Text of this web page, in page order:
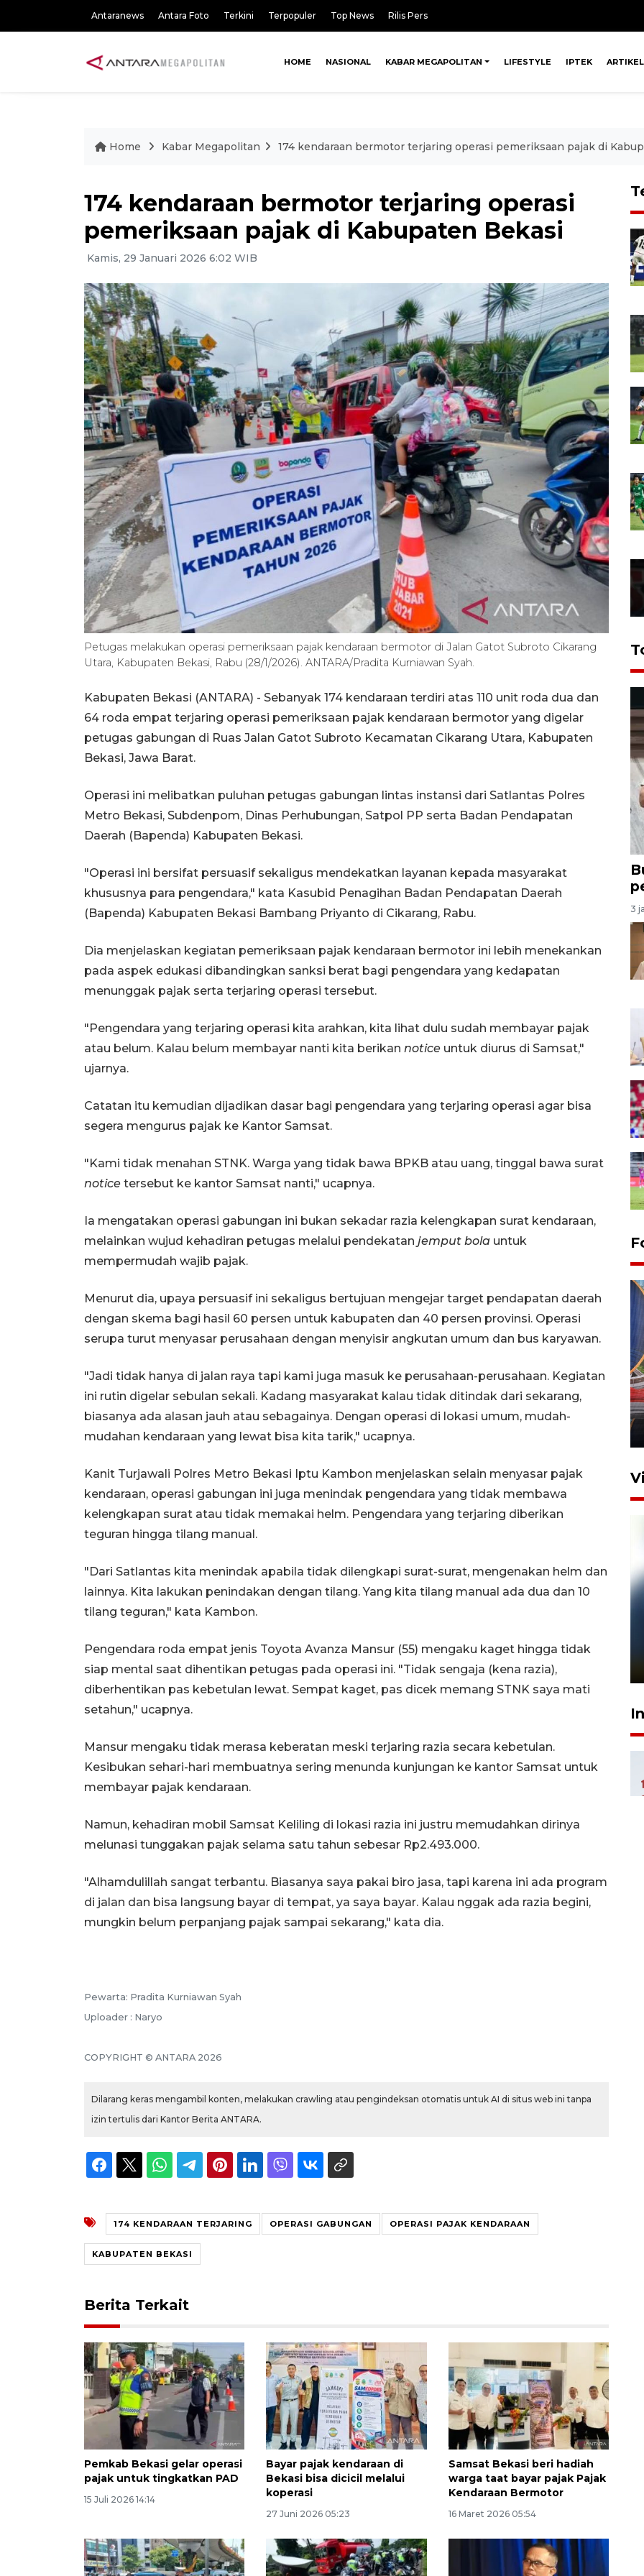
Antaranews Antara Foto Terkini Terpopuler Top News Rilis Pers
HOME NASIONAL KABAR MEGAPOLITAN LIFESTYLE IPTEK ARTIKEL
Home Kabar Megapolitan 174 kendaraan bermotor terjaring operasi pemeriksaan pajak di
174 kendaraan bermotor terjaring operasi
pemeriksaan pajak di Kabupaten Bekasi
Kamis, 29 Januari 2026 6:02 WIB
Petugas melakukan operasi pemeriksaan pajak kendaraan bermotor di Jalan Gatot Subroto Cikarang
Utara, Kabupaten Bekasi, Rabu (28/1/2026). ANTARA/Pradita Kurniawan Syah.
Kabupaten Bekasi (ANTARA) - Sebanyak 174 kendaraan terdiri atas 110 unit roda dua dan
64 roda empat terjaring operasi pemeriksaan pajak kendaraan bermotor yang digelar
petugas gabungan di Ruas Jalan Gatot Subroto Kecamatan Cikarang Utara, Kabupaten
Bekasi, Jawa Barat.
Operasi ini melibatkan puluhan petugas gabungan lintas instansi dari Satlantas Polres
Metro Bekasi, Subdenpom, Dinas Perhubungan, Satpol PP serta Badan Pendapatan
Daerah (Bapenda) Kabupaten Bekasi.
"Operasi ini bersifat persuasif sekaligus mendekatkan layanan kepada masyarakat
khususnya para pengendara," kata Kasubid Penagihan Badan Pendapatan Daerah
(Bapenda) Kabupaten Bekasi Bambang Priyanto di Cikarang, Rabu.
Dia menjelaskan kegiatan pemeriksaan pajak kendaraan bermotor ini lebih menekankan
pada aspek edukasi dibandingkan sanksi berat bagi pengendara yang kedapatan
menunggak pajak serta terjaring operasi tersebut.
"Pengendara yang terjaring operasi kita arahkan, kita lihat dulu sudah membayar pajak
atau belum. Kalau belum membayar nanti kita berikan notice untuk diurus di Samsat,"
ujarnya.
Catatan itu kemudian dijadikan dasar bagi pengendara yang terjaring operasi agar bisa
segera mengurus pajak ke Kantor Samsat.
"Kami tidak menahan STNK. Warga yang tidak bawa BPKB atau uang, tinggal bawa surat
notice tersebut ke kantor Samsat nanti," ucapnya.
Ia mengatakan operasi gabungan ini bukan sekadar razia kelengkapan surat kendaraan,
melainkan wujud kehadiran petugas melalui pendekatan jemput bola untuk
mempermudah wajib pajak.
Menurut dia, upaya persuasif ini sekaligus bertujuan mengejar target pendapatan daerah
dengan skema bagi hasil 60 persen untuk kabupaten dan 40 persen provinsi. Operasi
serupa turut menyasar perusahaan dengan menyisir angkutan umum dan bus karyawan.
"Jadi tidak hanya di jalan raya tapi kami juga masuk ke perusahaan-perusahaan. Kegiatan
ini rutin digelar sebulan sekali. Kadang masyarakat kalau tidak ditindak dari sekarang,
biasanya ada alasan jauh atau sebagainya. Dengan operasi di lokasi umum, mudah-
mudahan kendaraan yang lewat bisa kita tarik," ucapnya.
Kanit Turjawali Polres Metro Bekasi Iptu Kambon menjelaskan selain menyasar pajak
kendaraan, operasi gabungan ini juga menindak pengendara yang tidak membawa
kelengkapan surat atau tidak memakai helm. Pengendara yang terjaring diberikan
teguran hingga tilang manual.
"Dari Satlantas kita menindak apabila tidak dilengkapi surat-surat, mengenakan helm dan
lainnya. Kita lakukan penindakan dengan tilang. Yang kita tilang manual ada dua dan 10
tilang teguran," kata Kambon.
Pengendara roda empat jenis Toyota Avanza Mansur (55) mengaku kaget hingga tidak
siap mental saat dihentikan petugas pada operasi ini. "Tidak sengaja (kena razia),
diberhentikan pas kebetulan lewat. Sempat kaget, pas dicek memang STNK saya mati
setahun," ucapnya.
Mansur mengaku tidak merasa keberatan meski terjaring razia secara kebetulan.
Kesibukan sehari-hari membuatnya sering menunda kunjungan ke kantor Samsat untuk
membayar pajak kendaraan.
Namun, kehadiran mobil Samsat Keliling di lokasi razia ini justru memudahkan dirinya
melunasi tunggakan pajak selama satu tahun sebesar Rp2.493.000.
"Alhamdulillah sangat terbantu. Biasanya saya pakai biro jasa, tapi karena ini ada program
di jalan dan bisa langsung bayar di tempat, ya saya bayar. Kalau nggak ada razia begini,
mungkin belum perpanjang pajak sampai sekarang," kata dia.
Pewarta: Pradita Kurniawan Syah
Uploader : Naryo
COPYRIGHT © ANTARA 2026
Dilarang keras mengambil konten, melakukan crawling atau pengindeksan otomatis untuk AI di situs web ini tanpa
izin tertulis dari Kantor Berita ANTARA.
174 KENDARAAN TERJARING OPERASI GABUNGAN OPERASI PAJAK KENDARAAN
KABUPATEN BEKASI
Berita Terkait
Pemkab Bekasi gelar operasi
pajak untuk tingkatkan PAD
15 Juli 2026 14:14
Bayar pajak kendaraan di
Bekasi bisa dicicil melalui
koperasi
27 Juni 2026 05:23
Samsat Bekasi beri hadiah
warga taat bayar pajak Pajak
Kendaraan Bermotor
16 Maret 2026 05:54
3
Komisi V DPR tinjau
perlintasan sebidang di
Stasiun Bogor
sampai 8 tahan?
1 Juni 2026 05:47